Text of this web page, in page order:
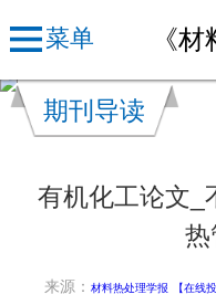
菜单 《
期刊导读
有机化工论文_
热
来源： 材料热处理学报 【在线